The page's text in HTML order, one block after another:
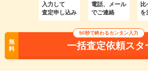
入力して
査定申し込み
電話、メール
でご連絡
比
を
無
料
90秒で終わるカンタン入力
一括査定依頼スタ